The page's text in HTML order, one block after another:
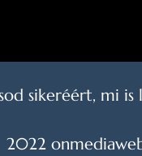
sikeréért, mi is
2022